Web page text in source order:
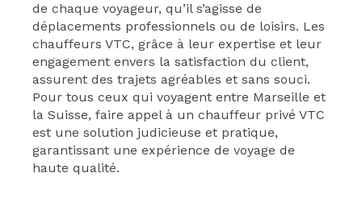
de chaque voyageur, qu’il s’agisse de
déplacements professionnels ou de loisirs. Les
chauffeurs VTC, grâce à leur expertise et leur
engagement envers la satisfaction du client,
assurent des trajets agréables et sans souci.
Pour tous ceux qui voyagent entre Marseille et
la Suisse, faire appel à un chauffeur privé VTC
est une solution judicieuse et pratique,
garantissant une expérience de voyage de
haute qualité.